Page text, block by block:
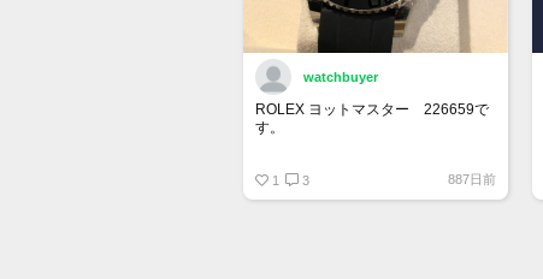
watchbuyer
ROLEX ヨットマスター 226659で
す。
うかと思っています。
1 3 887日前